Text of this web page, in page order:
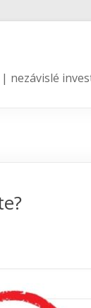
nezávislé